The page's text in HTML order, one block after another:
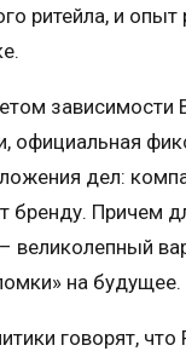
ритейла, и опыт
зависимости
официальная
дел:
бренду. Причем
великолепный
на будущее.
говорят, что